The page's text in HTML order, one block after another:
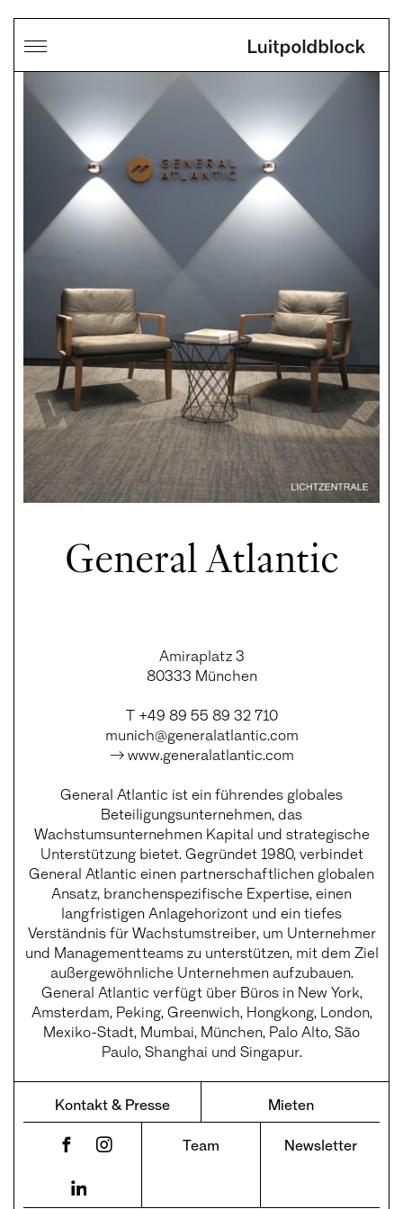
General Atlantic
Amiraplatz 3
80333 München
T +49 89 55 89 32 710
munich@generalatlantic.com
→ www.generalatlantic.com
General Atlantic ist ein führendes globales
Beteiligungsunternehmen, das
Wachstumsunternehmen Kapital und strategische
Unterstützung bietet. Gegründet 1980, verbindet
General Atlantic einen partnerschaftlichen globalen
Ansatz, branchenspezifische Expertise, einen
langfristigen Anlagehorizont und ein tiefes
Verständnis für Wachstumstreiber, um Unternehmer
und Managementteams zu unterstützen, mit dem Ziel
außergewöhnliche Unternehmen aufzubauen.
General Atlantic verfügt über Büros in New York,
Amsterdam, Peking, Greenwich, Hongkong, London,
Mexiko-Stadt, Mumbai, München, Palo Alto, São
Paulo, Shanghai und Singapur.
Kontakt & Presse Mieten
Team Newsletter